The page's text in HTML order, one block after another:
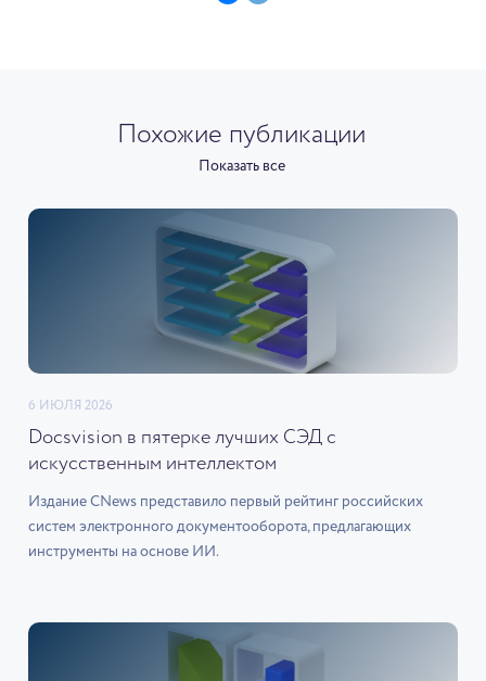
Похожие публикации
Показать все
6 ИЮЛЯ 2026
Docsvision в пятерке лучших СЭД с
искусственным интеллектом
Издание CNews представило первый рейтинг российских
систем электронного документооборота, предлагающих
инструменты на основе ИИ.